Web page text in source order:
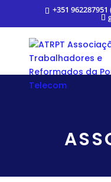
+351